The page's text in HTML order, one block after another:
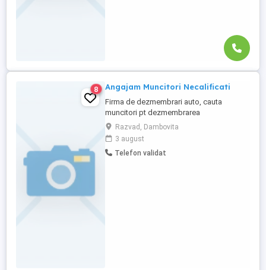
8 Angajam Muncitori Necalificati
Firma de dezmembrari auto, cauta
muncitori pt dezmembrarea
autoturismelor.
Razvad, Dambovita
3 august
Telefon validat